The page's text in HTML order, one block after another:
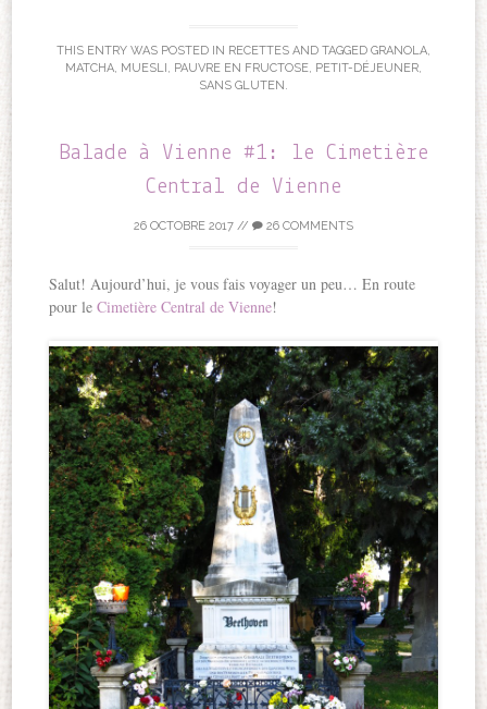
THIS ENTRY WAS POSTED IN RECETTES AND TAGGED GRANOLA,
MATCHA, MUESLI , PAUVRE EN FRUCTOSE, PETIT-DÉJEUNER,
SANS GLUTEN .
Balade à Vienne #1: le Cimetière
Central de Vienne
26 OCTOBRE 2017 // 26 COMMENTS
Salut! Aujourd’hui, je vous fais voyager un peu… En route
pour leCimetière Central de Vienne!